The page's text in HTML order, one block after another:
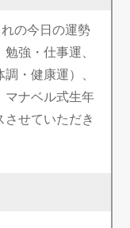
の今日の運勢
強・仕事運、
・健康運）、
マナベル式生年
させていただき